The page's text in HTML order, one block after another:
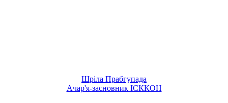
Шріла Прабгупада
Ачар'я-засновник ІСККОН